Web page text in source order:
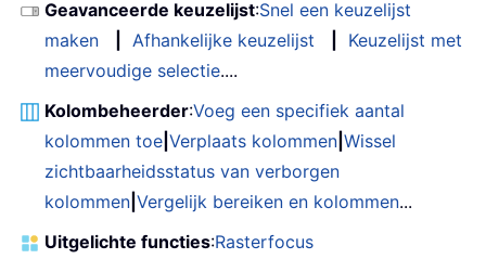
Geavanceerde keuzelijst:Snel een keuzelijst
maken
Afhankelijke keuzelijst
Keuzelijst met
meervoudige selectie....
Kolombeheerder:Voeg een specifiek aantal
kolommen toe Verplaats kolommen Wissel
zichtbaarheidsstatus van verborgen
kolommen Vergelijk bereiken en kolommen...
Uitgelichte functies:Rasterfocus